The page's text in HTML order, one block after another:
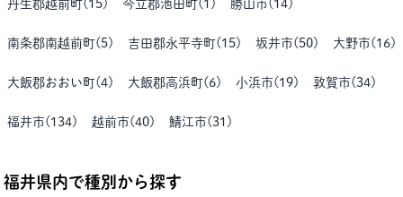
丹生郡越前町( 15) 今立郡池田町( 1 ) 勝山市( 14)
南条郡南越前町( 5) 吉田郡永平寺町( 15) 坂井市( 50) 大野市( 16)
大飯郡おおい町(4) 大飯郡高浜町( 6) 小浜市( 19) 敦賀市(34)
福井市( 134) 越前市(40) 鯖江市(31 )
福井県内で種別から探す